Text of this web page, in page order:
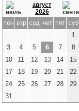
август
2026
пон втр срд чет пят суб
1
3
4 5 6 7 8
10
11 12 13 14 15
17
18 19 20 21 22
24
25 26 27 28 29
31